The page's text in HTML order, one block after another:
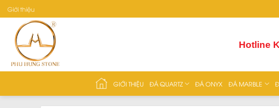
Skip
to
content
Giới thiệu
Hotline
GIỚI THIỆU ĐÁ QUARTZ ĐÁ ONYX ĐÁ MARBLE